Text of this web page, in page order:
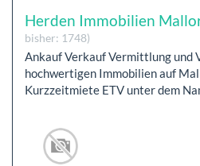
Herden Immobilien
bisher: 1748)
Ankauf Verkauf Vermittlung und
hochwertigen Immobilien auf
Kurzzeitmiete ETV unter dem